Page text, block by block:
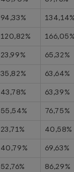
94,33%
120,82%
23,99%
65,32%
35,82%
63,64%
43,78%
63,39%
55,54%
76,75%
23,71%
40,58%
40,79%
69,63%
52,76%
86,29%